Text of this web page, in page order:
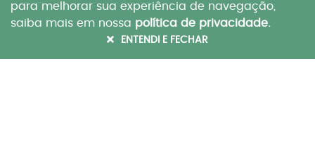
para melhorar sua experiência de navegação,
saiba mais em nossa política de privacidade.
ENTENDI E FECHAR